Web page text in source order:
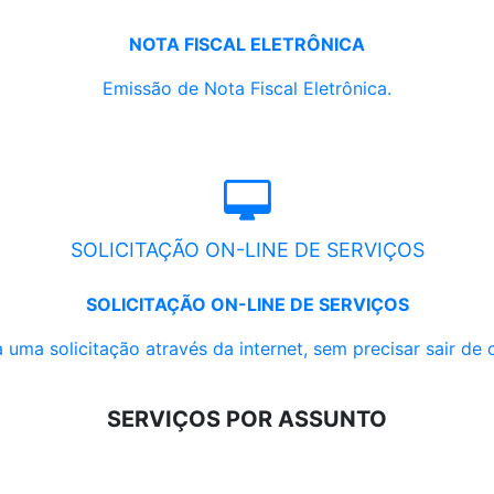
NOTA FISCAL ELETRÔNICA
Emissão de Nota Fiscal Eletrônica.
SOLICITAÇÃO ON-LINE DE SERVIÇOS
SOLICITAÇÃO ON-LINE DE SERVIÇOS
uma solicitação através da internet, sem precisar sair de
SERVIÇOS POR ASSUNTO